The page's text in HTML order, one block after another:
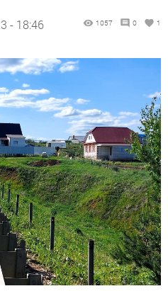
- 18:46 1057 0 1